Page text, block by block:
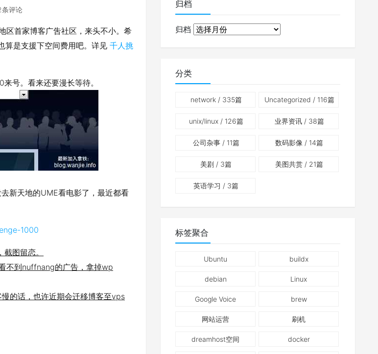
条评论
区首家博客广吿社区，来头不小。希
算是支援下空间费用吧。详见 千人挑
号。看来还要漫长等待。
新天地的UME看电影了，最近都看
1000
图留恋。
不到nuffnang的广告，拿掉wp
的话，也许近期会迁移博客至vps
归档
归档
分类
network/ 335篇 Uncategorized / 116篇
unix/linux/ 126篇 业界资讯/ 38篇
公司杂事/ 11篇 数码影像 / 14篇
美剧 / 3篇 美图共赏 / 21篇
英语学习 / 3篇
标签聚合
Ubuntu buildx
debian Linux
Google Voice brew
网站运营 刷机
dreamhost空间 docker